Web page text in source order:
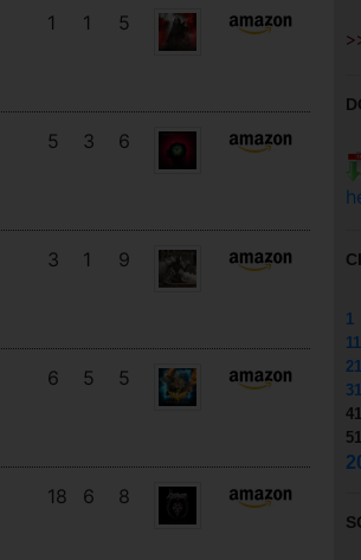
1 1 5
5 3 6
3 1 9
6 5 5
18 6 8
1
11
21
31
41
51